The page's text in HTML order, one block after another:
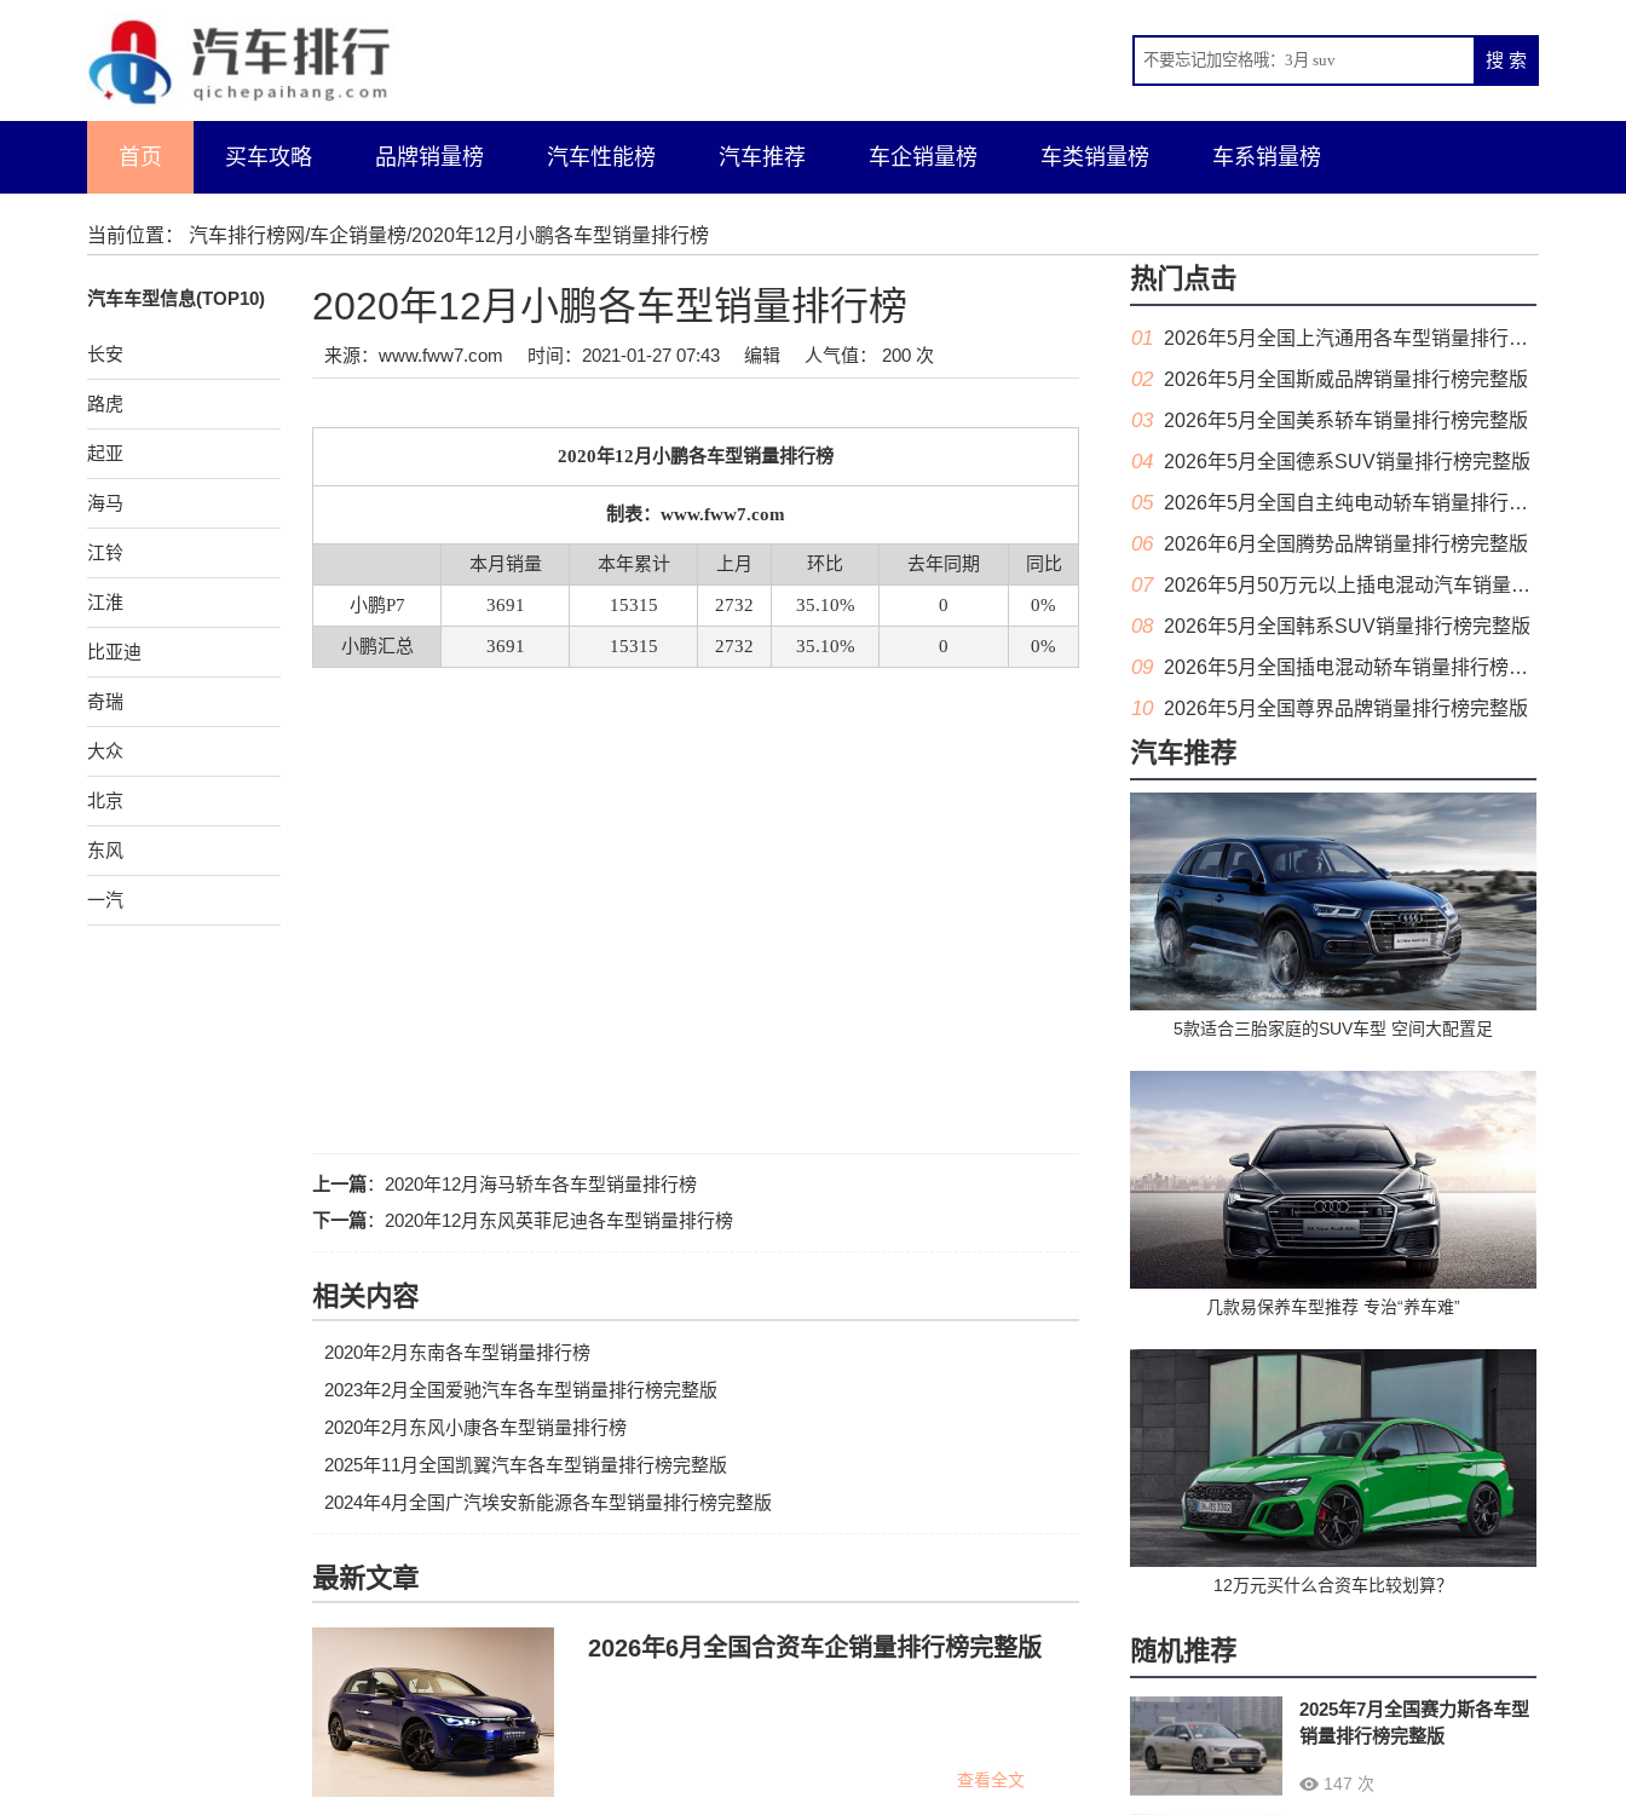
首页 买车攻略 品牌销量榜 汽车性能榜 汽车推荐 车企销量榜 车类销量榜 车系销量榜
当前位置： 汽车排行榜网/车企销量榜/2020年12月小鹏各车型销量排行榜
汽车车型信息(TOP10)
长安
路虎
起亚
海马
江铃
江淮
比亚迪
奇瑞
大众
北京
东风
一汽
2020年12月小鹏各车型销量排行榜
来源：www.fww7.com 时间：2021-01-27 07:43 编辑 人气值： 200 次
2020年12月小鹏各车型销量排行榜
制表：www.fww7.com
本月销量 本年累计 上月 环比 去年同期 同比
小鹏P7 3691 15315 2732 35.10% 0 0%
小鹏汇总 3691 15315 2732 35.10% 0 0%
上一篇： 2020年12月海马轿车各车型销量排行榜
下一篇： 2020年12月东风英菲尼迪各车型销量排行榜
相关内容
2020年2月东南各车型销量排行榜
2023年2月全国爱驰汽车各车型销量排行榜完整版
2020年2月东风小康各车型销量排行榜
2025年11月全国凯翼汽车各车型销量排行榜完整版
2024年4月全国广汽埃安新能源各车型销量排行榜完整版
最新文章
2026年6月全国合资车企销量排行榜完整版
查看全文
热门点击
01 2026年5月全国上汽通用各车型销量排行榜完整版
02 2026年5月全国斯威品牌销量排行榜完整版
03 2026年5月全国美系轿车销量排行榜完整版
04 2026年5月全国德系SUV销量排行榜完整版
05 2026年5月全国自主纯电动轿车销量排行榜完整版(出口量
06 2026年6月全国腾势品牌销量排行榜完整版
07 2026年5月50万元以上插电混动汽车销量排行榜（零售量）
08 2026年5月全国韩系SUV销量排行榜完整版
09 2026年5月全国插电混动轿车销量排行榜完整版(出口量
10 2026年5月全国尊界品牌销量排行榜完整版
汽车推荐
5款适合三胎家庭的SUV车型 空间大配置足
几款易保养车型推荐 专治“养车难”
12万元买什么合资车比较划算？
随机推荐
2025年7月全国赛力斯各车型
销量排行榜完整版
147 次